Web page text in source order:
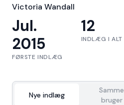
Victoria Wandall
Jul.
2015
FØRSTE INDLÆG
12
INDLÆG I ALT
Nye indlæg
Samme
bruger